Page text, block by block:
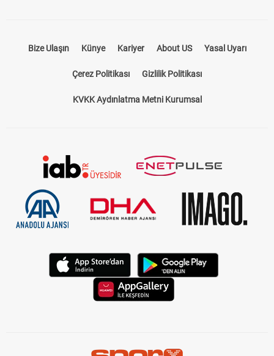
Bize Ulaşın Künye Kariyer About US Yasal Uyarı
Çerez Politikası Gizlilik Politikası
KVKK Aydınlatma Metni Kurumsal